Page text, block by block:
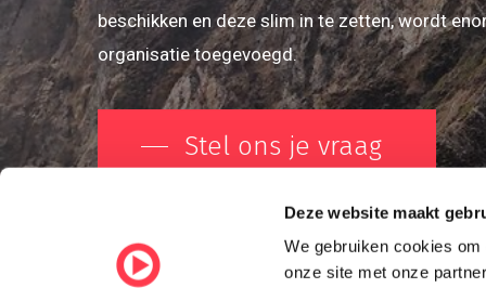
Deze website maakt
We gebruiken cookies
onze site met onze
beschikken en deze slim in te zetten, wordt
organisatie toegevoegd.
Stel ons je vraag